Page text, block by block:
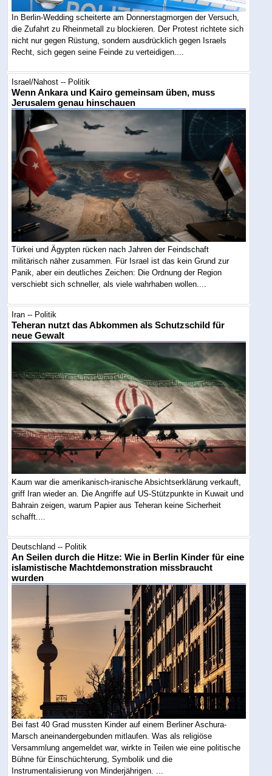
In Berlin-Wedding scheiterte am Donnerstagmorgen der Versuch,
die Zufahrt zu Rheinmetall zu blockieren. Der Protest richtete sich
nicht nur gegen Rüstung, sondern ausdrücklich gegen Israels
Recht, sich gegen seine Feinde zu verteidigen....
Israel/Nahost -- Politik
Wenn Ankara und Kairo gemeinsam üben, muss
Jerusalem genau hinschauen
Türkei und Ägypten rücken nach Jahren der Feindschaft
militärisch näher zusammen. Für Israel ist das kein Grund zur
Panik, aber ein deutliches Zeichen: Die Ordnung der Region
verschiebt sich schneller, als viele wahrhaben wollen....
Iran -- Politik
Teheran nutzt das Abkommen als Schutzschild für
neue Gewalt
Kaum war die amerikanisch-iranische Absichtserklärung verkauft,
griff Iran wieder an. Die Angriffe auf US-Stützpunkte in Kuwait und
Bahrain zeigen, warum Papier aus Teheran keine Sicherheit
schafft....
Deutschland -- Politik
An Seilen durch die Hitze: Wie in Berlin Kinder für eine
islamistische Machtdemonstration missbraucht
wurden
Bei fast 40 Grad mussten Kinder auf einem Berliner Aschura-
Marsch aneinandergebunden mitlaufen. Was als religiöse
Versammlung angemeldet war, wirkte in Teilen wie eine politische
Bühne für Einschüchterung, Symbolik und die
Instrumentalisierung von Minderjährigen. ...